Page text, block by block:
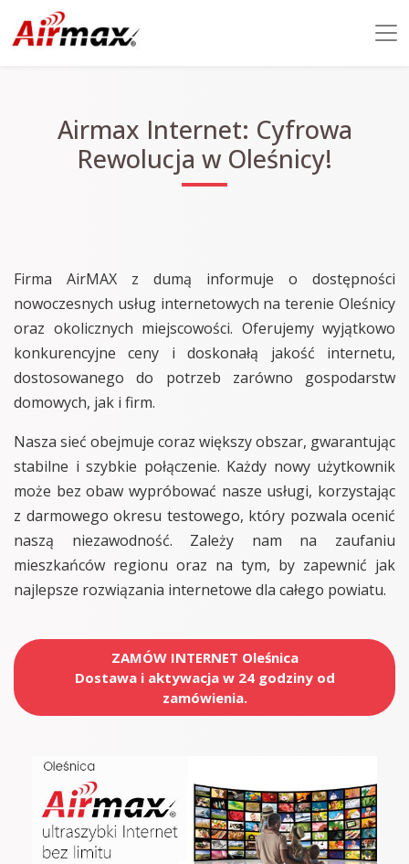
Airmax Internet: Cyfrowa
Rewolucja w Oleśnicy!
Firma AirMAX z dumą informuje o dostępności
nowoczesnych usług internetowych na terenie Oleśnicy
oraz okolicznych miejscowości. Oferujemy wyjątkowo
konkurencyjne ceny i doskonałą jakość internetu,
dostosowanego do potrzeb zarówno gospodarstw
domowych, jak i firm.
Nasza sieć obejmuje coraz większy obszar, gwarantując
stabilne i szybkie połączenie. Każdy nowy użytkownik
może bez obaw wypróbować nasze usługi, korzystając
z darmowego okresu testowego, który pozwala ocenić
naszą niezawodność. Zależy nam na zaufaniu
mieszkańców regionu oraz na tym, by zapewnić jak
najlepsze rozwiązania internetowe dla całego powiatu.
ZAMÓW INTERNET Oleśnica
Dostawa i aktywacja w 24 godziny od
zamówienia.